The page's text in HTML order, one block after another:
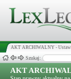
AKT ARCHIWALNY -
Szukaj:
AKT